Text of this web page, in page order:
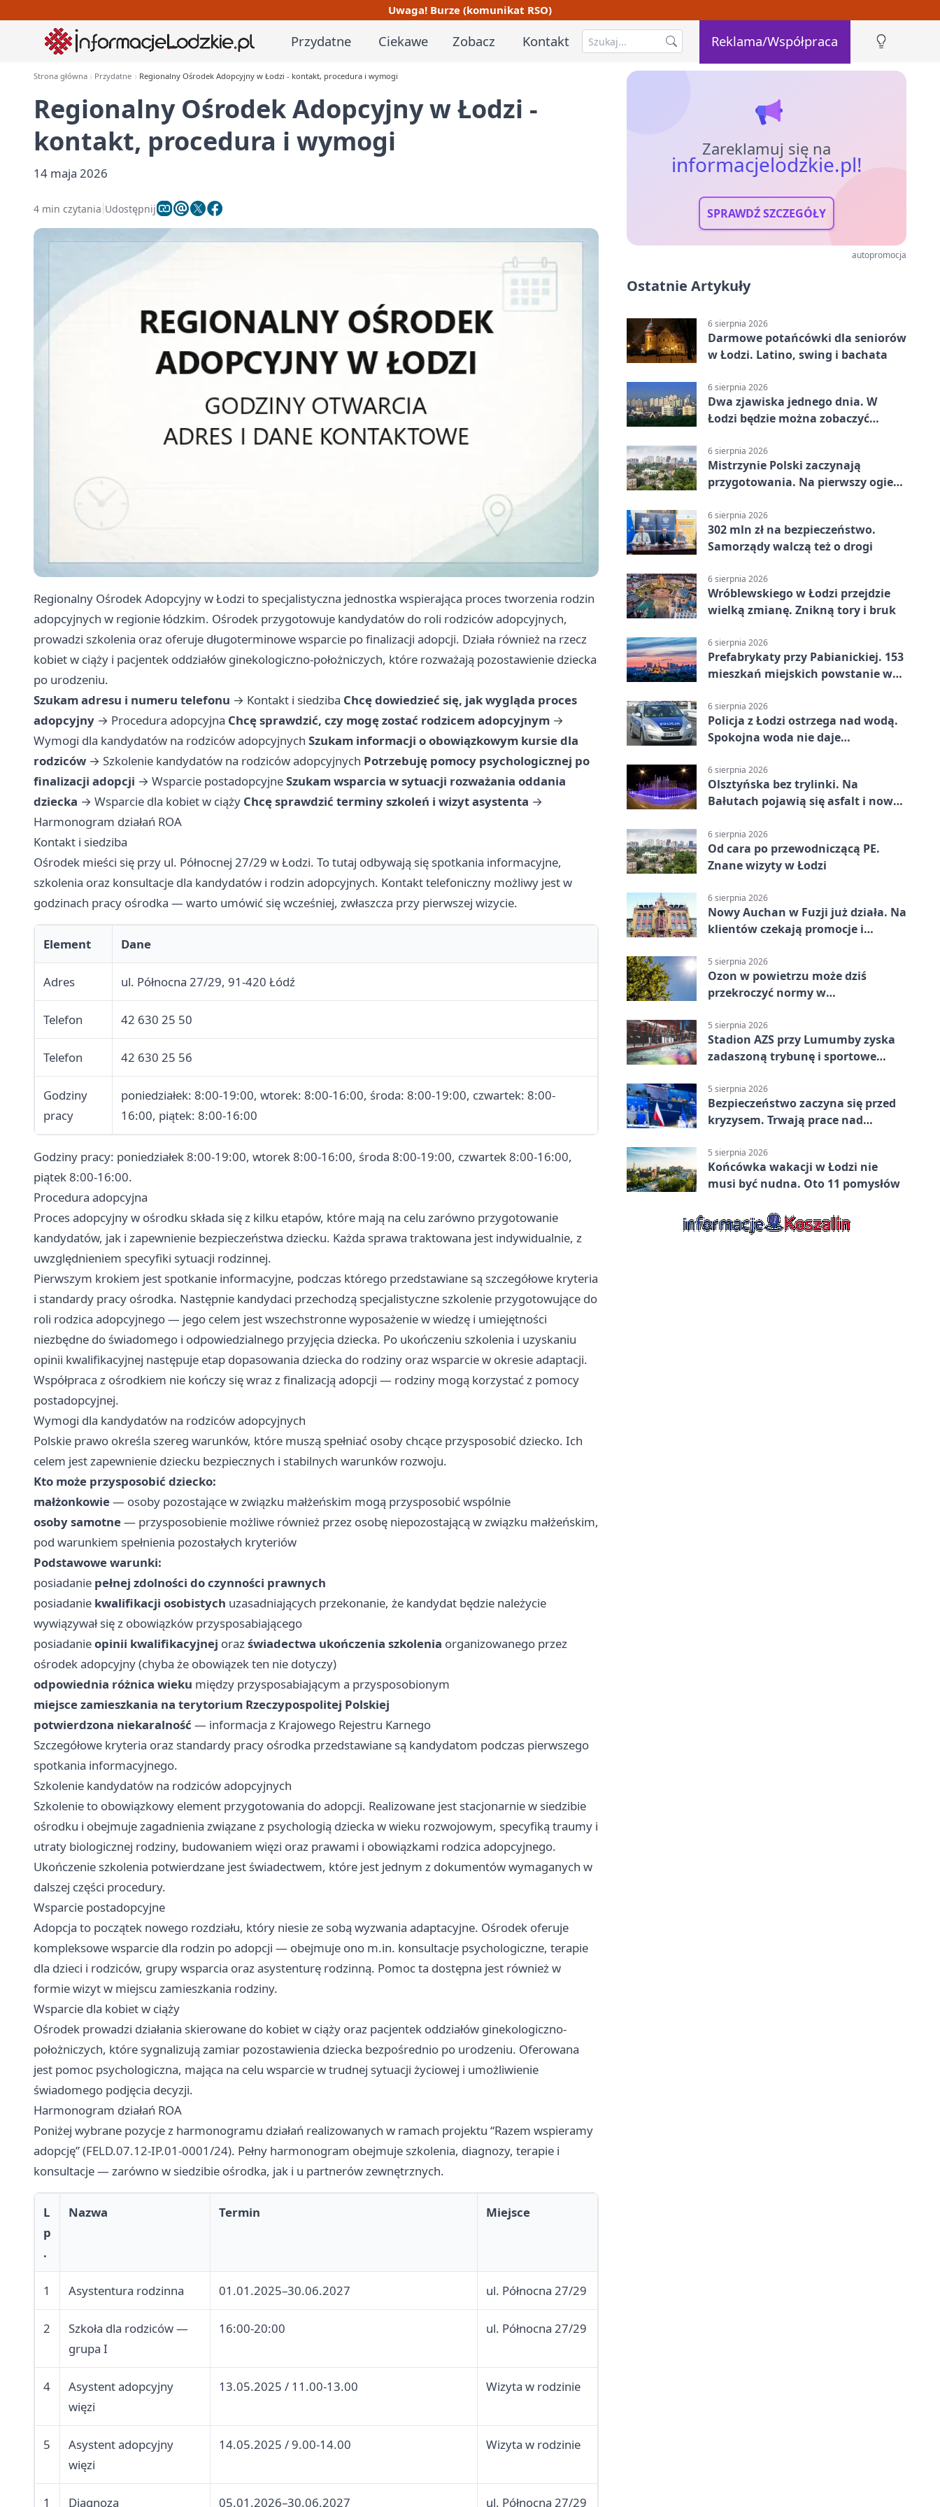
Uwaga! Burze (komunikat RSO)
Przydatne Ciekawe Zobacz Kontakt Reklama/Współpraca
Strona główna Przydatne Regionalny Ośrodek Adopcyjny w Łodzi - kontakt, procedura i wymogi
Regionalny Ośrodek Adopcyjny w Łodzi -
kontakt, procedura i wymogi
14 maja 2026
4 min czytania Udostępnij
Regionalny Ośrodek Adopcyjny w Łodzi to specjalistyczna jednostka wspierająca proces tworzenia rodzin
adopcyjnych w regionie łódzkim. Ośrodek przygotowuje kandydatów do roli rodziców adopcyjnych,
prowadzi szkolenia oraz oferuje długoterminowe wsparcie po finalizacji adopcji. Działa również na rzecz
kobiet w ciąży i pacjentek oddziałów ginekologiczno-położniczych, które rozważają pozostawienie dziecka
po urodzeniu.
Szukam adresu i numeru telefonu → Kontakt i siedziba Chcę dowiedzieć się, jak wygląda proces
adopcyjny → Procedura adopcyjna Chcę sprawdzić, czy mogę zostać rodzicem adopcyjnym →
Wymogi dla kandydatów na rodziców adopcyjnych Szukam informacji o obowiązkowym kursie dla
rodziców → Szkolenie kandydatów na rodziców adopcyjnych Potrzebuję pomocy psychologicznej po
finalizacji adopcji → Wsparcie postadopcyjneSzukam wsparcia w sytuacji rozważania oddania
dziecka → Wsparcie dla kobiet w ciąży Chcę sprawdzić terminy szkoleń i wizyt asystenta →
Harmonogram działań ROA
Kontakt i siedziba
Ośrodek mieści się przy ul. Północnej 27/29 w Łodzi. To tutaj odbywają się spotkania informacyjne,
szkolenia oraz konsultacje dla kandydatów i rodzin adopcyjnych. Kontakt telefoniczny możliwy jest w
godzinach pracy ośrodka — warto umówić się wcześniej, zwłaszcza przy pierwszej wizycie.
Element Dane
Adres ul. Północna 27/29, 91-420 Łódź
Telefon 42 630 25 50
Telefon 42 630 25 56
Godziny
pracy
poniedziałek: 8:00-19:00, wtorek: 8:00-16:00, środa: 8:00-19:00, czwartek: 8:00-
16:00, piątek: 8:00-16:00
Godziny pracy: poniedziałek 8:00-19:00, wtorek 8:00-16:00, środa 8:00-19:00, czwartek 8:00-16:00,
piątek 8:00-16:00.
Procedura adopcyjna
Proces adopcyjny w ośrodku składa się z kilku etapów, które mają na celu zarówno przygotowanie
kandydatów, jak i zapewnienie bezpieczeństwa dziecku. Każda sprawa traktowana jest indywidualnie, z
uwzględnieniem specyfiki sytuacji rodzinnej.
Pierwszym krokiem jest spotkanie informacyjne, podczas którego przedstawiane są szczegółowe kryteria
i standardy pracy ośrodka. Następnie kandydaci przechodzą specjalistyczne szkolenie przygotowujące do
roli rodzica adopcyjnego — jego celem jest wszechstronne wyposażenie w wiedzę i umiejętności
niezbędne do świadomego i odpowiedzialnego przyjęcia dziecka. Po ukończeniu szkolenia i uzyskaniu
opinii kwalifikacyjnej następuje etap dopasowania dziecka do rodziny oraz wsparcie w okresie adaptacji.
Współpraca z ośrodkiem nie kończy się wraz z finalizacją adopcji — rodziny mogą korzystać z pomocy
postadopcyjnej.
Wymogi dla kandydatów na rodziców adopcyjnych
Polskie prawo określa szereg warunków, które muszą spełniać osoby chcące przysposobić dziecko. Ich
celem jest zapewnienie dziecku bezpiecznych i stabilnych warunków rozwoju.
Kto może przysposobić dziecko:
małżonkowie— osoby pozostające w związku małżeńskim mogą przysposobić wspólnie
osoby samotne— przysposobienie możliwe również przez osobę niepozostającą w związku małżeńskim,
pod warunkiem spełnienia pozostałych kryteriów
Podstawowe warunki:
posiadanie pełnej zdolności do czynności prawnych
posiadanie kwalifikacji osobistych uzasadniających przekonanie, że kandydat będzie należycie
wywiązywał się z obowiązków przysposabiającego
posiadanieopinii kwalifikacyjnej orazświadectwa ukończenia szkolenia organizowanego przez
ośrodek adopcyjny (chyba że obowiązek ten nie dotyczy)
odpowiednia różnica wieku między przysposabiającym a przysposobionym
miejsce zamieszkania na terytorium Rzeczypospolitej Polskiej
potwierdzona niekaralność — informacja z Krajowego Rejestru Karnego
Szczegółowe kryteria oraz standardy pracy ośrodka przedstawiane są kandydatom podczas pierwszego
spotkania informacyjnego.
Szkolenie kandydatów na rodziców adopcyjnych
Szkolenie to obowiązkowy element przygotowania do adopcji. Realizowane jest stacjonarnie w siedzibie
ośrodku i obejmuje zagadnienia związane z psychologią dziecka w wieku rozwojowym, specyfiką traumy i
utraty biologicznej rodziny, budowaniem więzi oraz prawami i obowiązkami rodzica adopcyjnego.
Ukończenie szkolenia potwierdzane jest świadectwem, które jest jednym z dokumentów wymaganych w
dalszej części procedury.
Wsparcie postadopcyjne
Adopcja to początek nowego rozdziału, który niesie ze sobą wyzwania adaptacyjne. Ośrodek oferuje
kompleksowe wsparcie dla rodzin po adopcji — obejmuje ono m.in. konsultacje psychologiczne, terapie
dla dzieci i rodziców, grupy wsparcia oraz asystenturę rodzinną. Pomoc ta dostępna jest również w
formie wizyt w miejscu zamieszkania rodziny.
Wsparcie dla kobiet w ciąży
Ośrodek prowadzi działania skierowane do kobiet w ciąży oraz pacjentek oddziałów ginekologiczno-
położniczych, które sygnalizują zamiar pozostawienia dziecka bezpośrednio po urodzeniu. Oferowana
jest pomoc psychologiczna, mająca na celu wsparcie w trudnej sytuacji życiowej i umożliwienie
świadomego podjęcia decyzji.
Harmonogram działań ROA
Poniżej wybrane pozycje z harmonogramu działań realizowanych w ramach projektu “Razem wspieramy
adopcję” (FELD.07.12-IP.01-0001/24). Pełny harmonogram obejmuje szkolenia, diagnozy, terapie i
konsultacje — zarówno w siedzibie ośrodka, jak i u partnerów zewnętrznych.
L
p
.
Nazwa Termin Miejsce
1 Asystentura rodzinna 01.01.2025–30.06.2027 ul. Północna 27/29
2
Szkoła dla rodziców —
grupa I
16:00-20:00 ul. Północna 27/29
4
Asystent adopcyjny
więzi
13.05.2025 / 11.00-13.00 Wizyta w rodzinie
5
Asystent adopcyjny
więzi
14.05.2025 / 9.00-14.00 Wizyta w rodzinie
1 Diagnoza 05.01.2026–30.06.2027 ul. Północna 27/29
Zareklamuj się na
informacjelodzkie.pl!
SPRAWDŹ SZCZEGÓŁY
autopromocja
Ostatnie Artykuły
6 sierpnia 2026
Darmowe potańcówki dla seniorów
w Łodzi. Latino, swing i bachata
6 sierpnia 2026
Dwa zjawiska jednego dnia. W
Łodzi będzie można zobaczyć
6 sierpnia 2026
Mistrzynie Polski zaczynają
przygotowania. Na pierwszy ogień
6 sierpnia 2026
302 mln zł na bezpieczeństwo.
Samorządy walczą też o drogi
6 sierpnia 2026
Wróblewskiego w Łodzi przejdzie
wielką zmianę. Znikną tory i bruk
6 sierpnia 2026
Prefabrykaty przy Pabianickiej. 153
mieszkań miejskich powstanie w
6 sierpnia 2026
Policja z Łodzi ostrzega nad wodą.
Spokojna woda nie daje
6 sierpnia 2026
Olsztyńska bez trylinki. Na
Bałutach pojawią się asfalt i nowe
6 sierpnia 2026
Od cara po przewodniczącą PE.
Znane wizyty w Łodzi
6 sierpnia 2026
Nowy Auchan w Fuzji już działa. Na
klientów czekają promocje i
5 sierpnia 2026
Ozon w powietrzu może dziś
przekroczyć normy w
5 sierpnia 2026
Stadion AZS przy Lumumby zyska
zadaszoną trybunę i sportowe
5 sierpnia 2026
Bezpieczeństwo zaczyna się przed
kryzysem. Trwają prace nad
5 sierpnia 2026
Końcówka wakacji w Łodzi nie
musi być nudna. Oto 11 pomysłów